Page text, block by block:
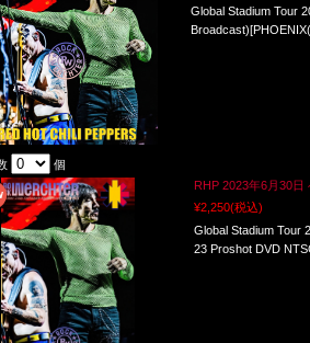
Global Stadium Tour
個
RHP 2023年6月30
¥2,250(税込)
Global Stadium
23 Proshot DVD